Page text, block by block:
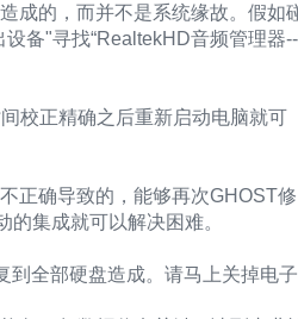
成的，而并不是系统缘故。假如
备"寻找“RealtekHD音频管理器
校正精确之后重新启动电脑就可
正确导致的，能够再次GHOST修
集成就可以解决困难。
到全部硬盘造成。请马上关掉电子